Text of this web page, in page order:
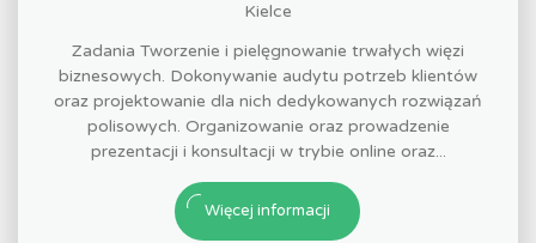
Kielce
Zadania Tworzenie i pielęgnowanie trwałych więzi
biznesowych. Dokonywanie audytu potrzeb klientów
oraz projektowanie dla nich dedykowanych rozwiązań
polisowych. Organizowanie oraz prowadzenie
prezentacji i konsultacji w trybie online oraz...
Więcej informacji